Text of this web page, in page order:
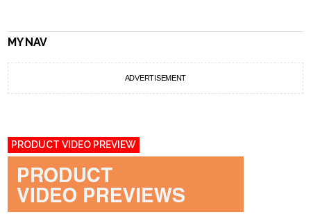
MY NAV
ADVERTISEMENT
PRODUCT VIDEO PREVIEW